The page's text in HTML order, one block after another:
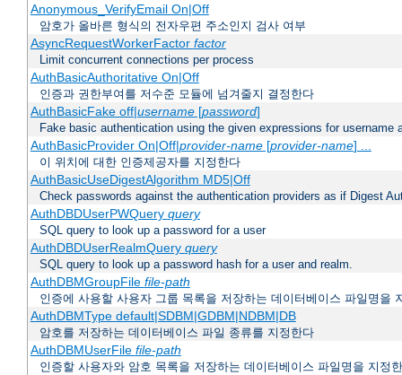
Anonymous_VerifyEmail On|Off
암호가 올바른 형식의 전자우편 주소인지 검사 여부
AsyncRequestWorkerFactor factor
Limit concurrent connections per process
AuthBasicAuthoritative On|Off
인증과 권한부여를 저수준 모듈에 넘겨줄지 결정한다
AuthBasicFake off|username[password]
Fake basic authentication using the given expressions for username
AuthBasicProvider On|Off|provider-name[provider-name] ...
이 위치에 대한 인증제공자를 지정한다
AuthBasicUseDigestAlgorithm MD5|Off
Check passwords against the authentication providers as if Digest
AuthDBDUserPWQuery query
SQL query to look up a password for a user
AuthDBDUserRealmQuery query
SQL query to look up a password hash for a user and realm.
AuthDBMGroupFile file-path
인증에 사용할 사용자 그룹 목록을 저장하는 데이터베이스 파일명을
AuthDBMType default|SDBM|GDBM|NDBM|DB
암호를 저장하는 데이터베이스 파일 종류를 지정한다
AuthDBMUserFile file-path
인증할 사용자와 암호 목록을 저장하는 데이터베이스 파일명을 지정